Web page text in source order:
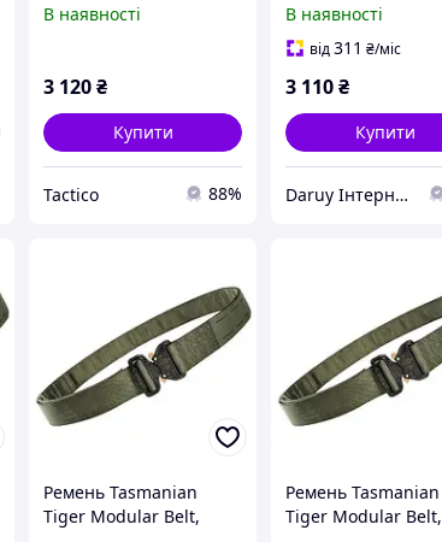
В наявності
3 120₴
Купити
Tactico 88%
SET, колір Black, XL
В наявності
від311 ₴/міс
3 110₴
Купити
Daruy Інтернет Магазин "Туристичне спорядження"
Ремень Tasmanian
Tiger Modular Belt,
Ремень Tasmanian
Tiger Modular Belt,